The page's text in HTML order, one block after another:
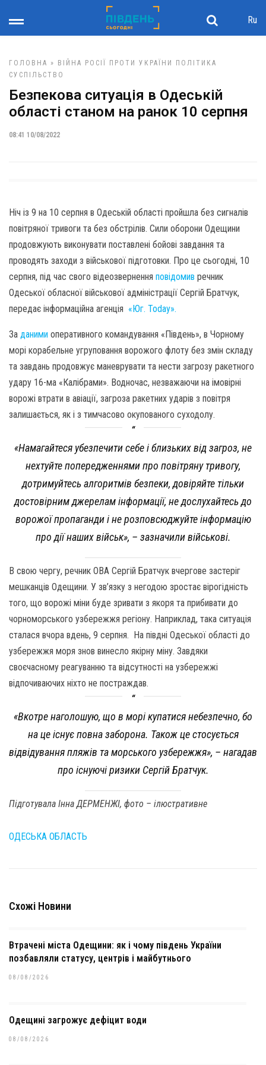
Ru
ГОЛОВНА » ВІЙНА РОСІЇ ПРОТИ УКРАЇНИ
ПОЛІТИКА
СУСПІЛЬСТВО
Безпекова ситуація в Одеській
області станом на ранок 10 серпня
08:41 10/08/2022
Ніч із 9 на 10 серпня в Одеській області пройшла без сигналів
повітряної тривоги та без обстрілів. Сили оборони Одещини
продовжують виконувати поставлені бойові завдання та
проводять заходи з військової підготовки. Про це сьогодні, 10
серпня, під час свого відеозвернення повідомив речник
Одеської обласної військової адміністрації Сергій Братчук,
передає інформаційна агенція «Юг. Today».
За даними оперативного командування «Південь», в Чорному
морі корабельне угруповання ворожого флоту без змін складу
та завдань продовжує маневрувати та нести загрозу ракетного
удару 16-ма «Калібрами». Водночас, незважаючи на імовірні
ворожі втрати в авіації, загроза ракетних ударів з повітря
залишається, як і з тимчасово окупованого суходолу.
«Намагайтеся убезпечити себе і близьких від загроз, не
нехтуйте попередженнями про повітряну тривогу,
дотримуйтесь алгоритмів безпеки, довіряйте тільки
достовірним джерелам інформації, не дослухайтесь до
ворожої пропаганди і не розповсюджуйте інформацію
про дії наших військ», ­– зазначили військові.
В свою чергу, речник ОВА Сергій Братчук вчергове застеріг
мешканців Одещини. У зв’язку з негодою зростає вірогідність
того, що ворожі міни буде зривати з якоря та прибивати до
чорноморського узбережжя регіону. Наприклад, така ситуація
сталася вчора вдень, 9 серпня. На півдні Одеської області до
узбережжя моря знов винесло якірну міну. Завдяки
своєчасному реагуванню та відсутності на узбережжі
відпочиваючих ніхто не постраждав.
«Вкотре наголошую, що в морі купатися небезпечно, бо
на це існує повна заборона. Також це стосується
відвідування пляжів та морського узбережжя», – нагадав
про існуючі ризики Сергій Братчук.
Підготувала Інна ДЕРМЕНЖІ, фото – ілюстративне
ОДЕСЬКА ОБЛАСТЬ
Схожі Новини
Втрачені міста Одещини: як і чому південь України
позбавляли статусу, центрів і майбутнього
08/08/2026
Одещині загрожує дефіцит води
08/08/2026